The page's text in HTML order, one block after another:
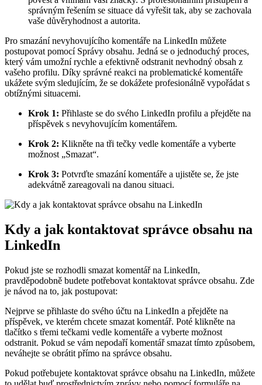
správným řešením se situace dá vyřešit tak, aby se zachovala
vaše důvěryhodnost a autorita.
Pro smazání nevyhovujícího komentáře na LinkedIn můžete
postupovat pomocí Správy obsahu. Jedná se o jednoduchý proces,
který vám umožní rychle a efektivně odstranit nevhodný obsah z
vašeho profilu. Díky správné reakci na problematické komentáře
ukážete svým sledujícím, že se dokážete profesionálně vypořádat s
obtížnými situacemi.
Krok 1: Přihlaste se do svého LinkedIn profilu a přejděte na
příspěvek s nevyhovujícím komentářem.
Krok 2: Klikněte na tři tečky vedle komentáře a vyberte
možnost „Smazat“.
Krok 3: Potvrďte smazání komentáře a ujistěte se, že jste
adekvátně zareagovali na danou situaci.
Kdy a jak kontaktovat správce obsahu na
LinkedIn
Pokud jste se rozhodli smazat komentář na LinkedIn,
pravděpodobně budete potřebovat kontaktovat správce obsahu. Zde
je návod na to, jak postupovat:
Nejprve se přihlaste do svého účtu na LinkedIn a přejděte na
příspěvek, ve kterém chcete smazat komentář. Poté klikněte na
tlačítko s třemi tečkami vedle komentáře a vyberte možnost
odstranit. Pokud se vám nepodaří komentář smazat tímto způsobem,
neváhejte se obrátit přímo na správce obsahu.
Pokud potřebujete kontaktovat správce obsahu na LinkedIn, můžete